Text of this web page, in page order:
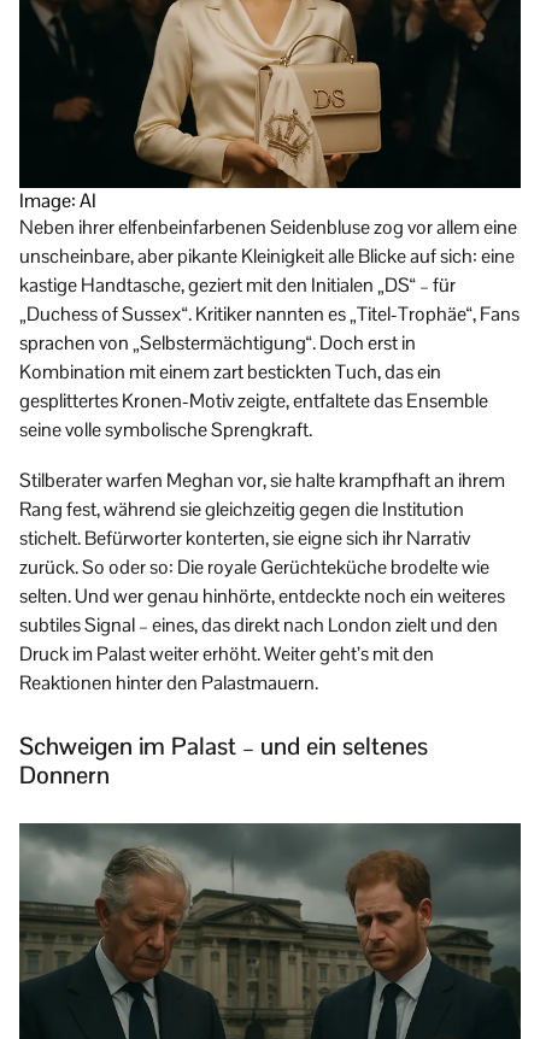
Image: AI
Neben ihrer elfenbeinfarbenen Seidenbluse zog vor allem eine
unscheinbare, aber pikante Kleinigkeit alle Blicke auf sich: eine
kastige Handtasche, geziert mit den Initialen „DS“ – für
„Duchess of Sussex“. Kritiker nannten es „Titel-Trophäe“, Fans
sprachen von „Selbstermächtigung“. Doch erst in
Kombination mit einem zart bestickten Tuch, das ein
gesplittertes Kronen-Motiv zeigte, entfaltete das Ensemble
seine volle symbolische Sprengkraft.
Stilberater warfen Meghan vor, sie halte krampfhaft an ihrem
Rang fest, während sie gleichzeitig gegen die Institution
stichelt. Befürworter konterten, sie eigne sich ihr Narrativ
zurück. So oder so: Die royale Gerüchteküche brodelte wie
selten. Und wer genau hinhörte, entdeckte noch ein weiteres
subtiles Signal – eines, das direkt nach London zielt und den
Druck im Palast weiter erhöht. Weiter geht’s mit den
Reaktionen hinter den Palastmauern.
Schweigen im Palast – und ein seltenes
Donnern